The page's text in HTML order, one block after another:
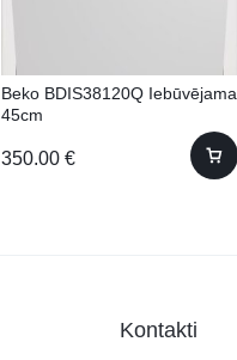
Beko BDIS38120Q Iebūvējama
45cm
350.00 €
Kontakti